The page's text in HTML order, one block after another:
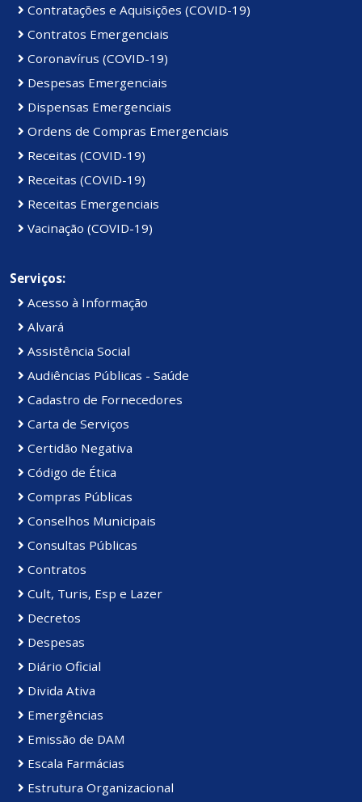
Contratações e Aquisições (COVID-19)
Contratos Emergenciais
Coronavírus (COVID-19)
Despesas Emergenciais
Dispensas Emergenciais
Ordens de Compras Emergenciais
Receitas (COVID-19)
Receitas (COVID-19)
Receitas Emergenciais
Vacinação (COVID-19)
Serviços:
Acesso à Informação
Alvará
Assistência Social
Audiências Públicas - Saúde
Cadastro de Fornecedores
Carta de Serviços
Certidão Negativa
Código de Ética
Compras Públicas
Conselhos Municipais
Consultas Públicas
Contratos
Cult, Turis, Esp e Lazer
Decretos
Despesas
Diário Oficial
Divida Ativa
Emergências
Emissão de DAM
Escala Farmácias
Estrutura Organizacional